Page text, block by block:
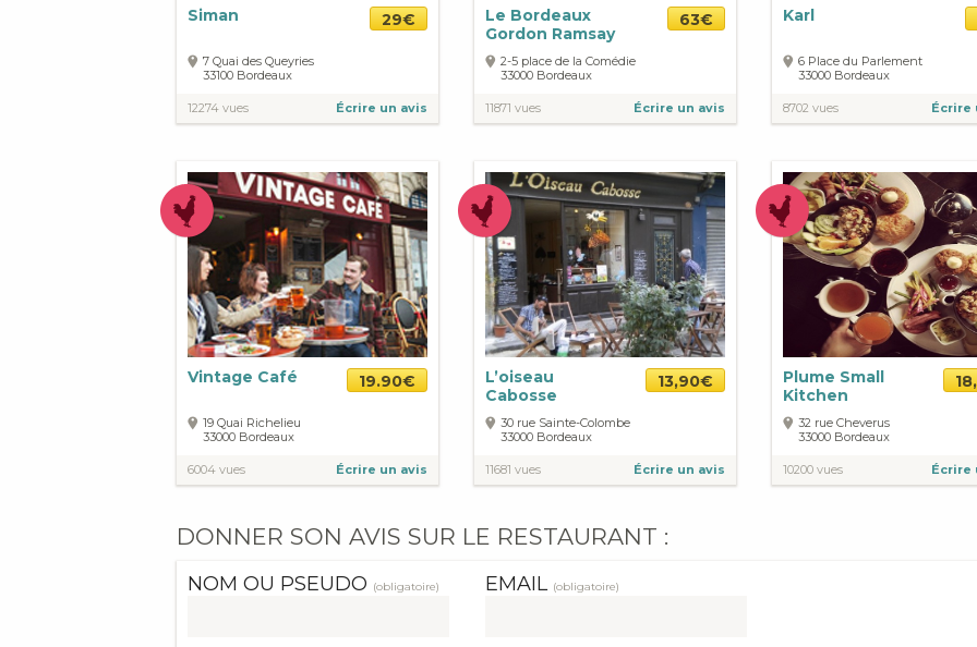
Siman 29€
7 Quai des Queyries
33100 Bordeaux
12274 vues Écrire un avis
Le Bordeaux
Gordon Ramsay
63€
2-5 place de la Comédie
33000 Bordeaux
11871 vues Écrire un avis
Karl
6 Place du Parlement
33000 Bordeaux
8702 vues Écrire
Vintage Café 19.90€
19 Quai Richelieu
33000 Bordeaux
6004 vues Écrire un avis
L’oiseau
Cabosse
13,90€
30 rue Sainte-Colombe
33000 Bordeaux
11681 vues Écrire un avis
Plume Small
Kitchen
32 rue Cheverus
33000 Bordeaux
10200 vues Écrire
DONNER SON AVIS SUR LE RESTAURANT :
NOM OU PSEUDO (obligatoire) EMAIL (obligatoire)